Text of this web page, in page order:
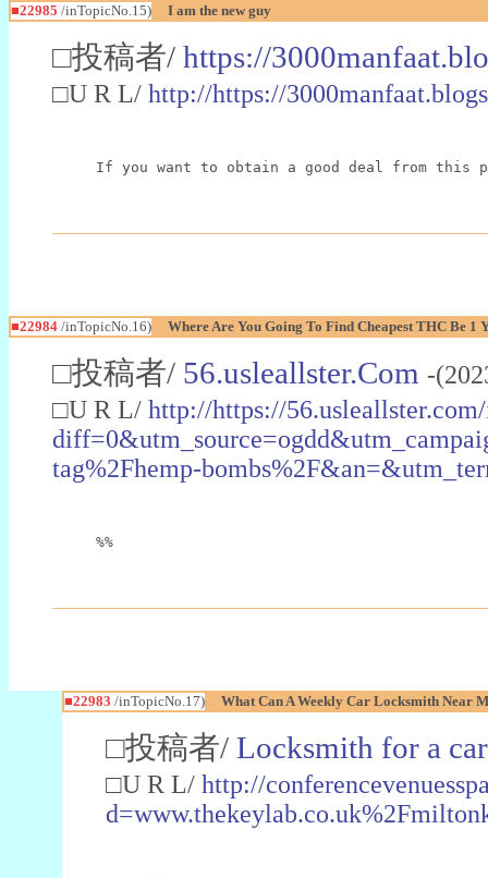
■22985 /inTopicNo.15) I am the new guy
□投稿者/ https://
□U R L/ http://https://
If you want to obtain a good deal from this
■22984 /inTopicNo.16) Where Are You Going To Find Cheapest THC Be 1
□投稿者/ 56.usleallster.Com -
□U R L/ http://https://
tag%2Fhemp-
%%
■22983 /inTopicNo.17) What Can A Weekly Car Locksmith Near
□投稿者/ Locksmith for a car
□U R L/ http://